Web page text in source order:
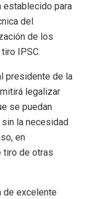
establecido para
del
de los
IPSC.
presidente de la
legalizar
se puedan
la necesidad
en
tiro de otras
de excelente